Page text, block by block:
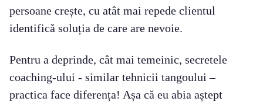
persoane crește, cu atât mai repede clientul
identifică soluția de care are nevoie.
Pentru a deprinde, cât mai temeinic, secretele
coaching-ului - similar tehnicii tangoului –
practica face diferența! Așa că eu abia aștept